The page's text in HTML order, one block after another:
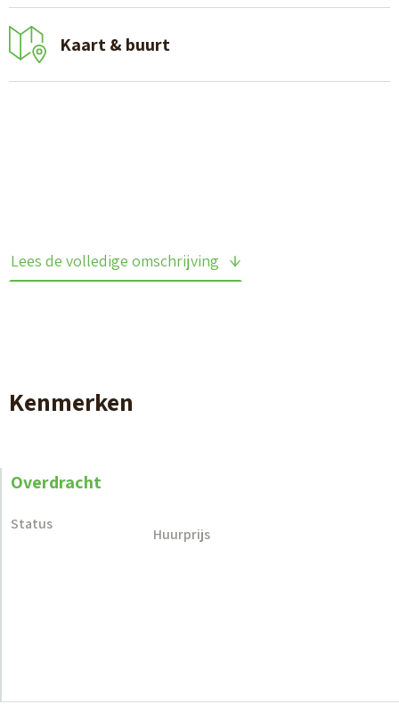
Kaart & buurt
Lees de volledige omschrijving
Kenmerken
Overdracht
Status
Huurprijs